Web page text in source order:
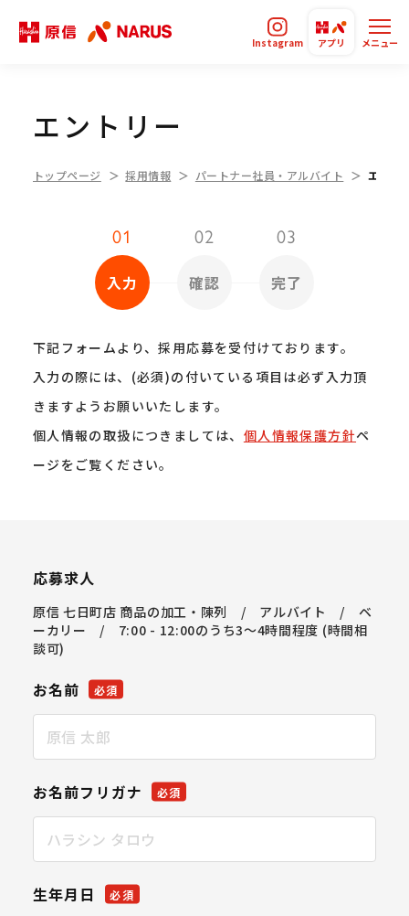
Instagram アプリ メニュー
エントリー
トップページ 採用情報 パートナー社員・アルバイト エント
01
入力
02
確認
03
完了
下記フォームより、採用応募を受付けております。
入力の際には、(必須)の付いている項目は必ず入力頂
きますようお願いいたします。
個人情報の取扱につきましては、 個人情報保護方針ペ
ージをご覧ください。
応募求人
原信 七日町店 商品の加工・陳列 / アルバイト / ベ
ーカリー / 7:00 - 12:00のうち3～4時間程度 (時間相
談可)
お名前 必須
お名前フリガナ 必須
生年月日 必須